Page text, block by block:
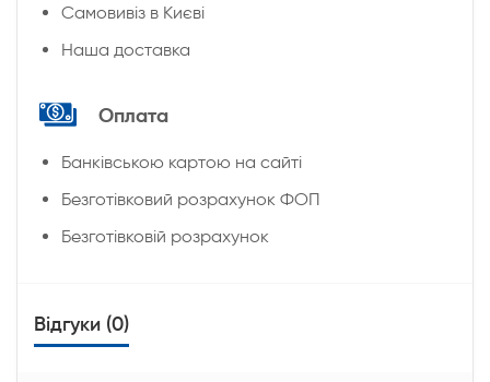
Cамовивіз в Києві
Наша доставка
Оплата
Банківською картою на сайті
Безготівковий розрахунок ФОП
Безготівковій розрахунок
Відгуки (0)